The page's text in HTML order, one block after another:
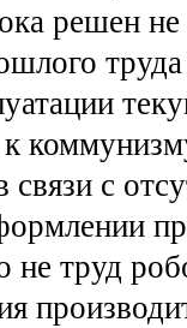
решен
труда
с
труд